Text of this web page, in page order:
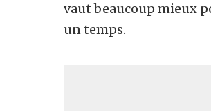
vaut beaucoup mieux
un temps.